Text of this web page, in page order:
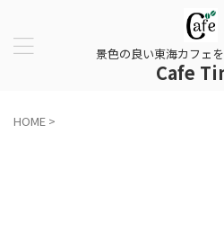
景色の良い東海カフェ
Cafe
HOME >